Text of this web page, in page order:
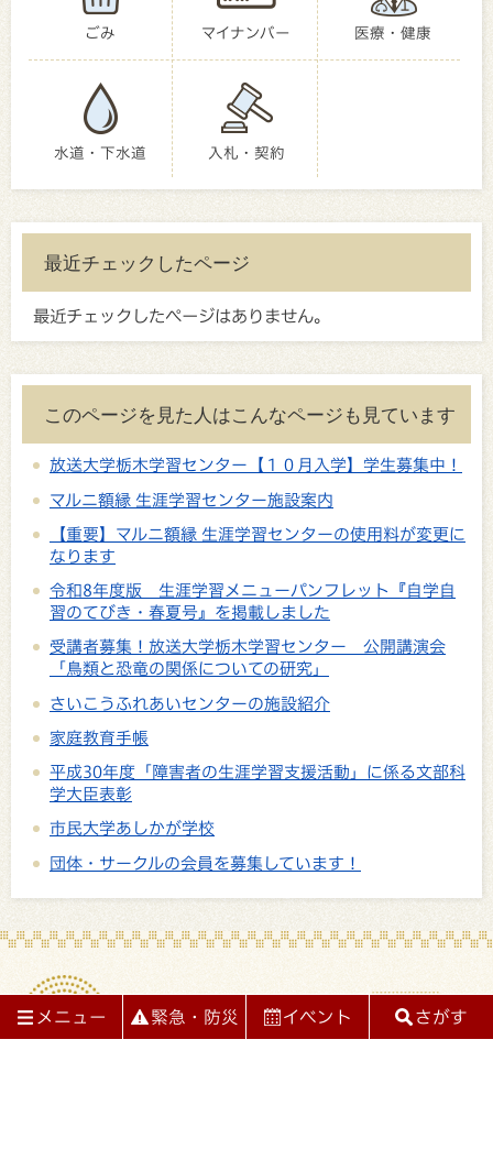
ごみ マイナンバー 医療・健康
水道・下水道 入札・契約
最近チェックしたページ
最近チェックしたページはありません。
このページを見た人はこんなページも見ています
放送大学栃木学習センター【１０月入学】学生募集中！
マルニ額縁 生涯学習センター施設案内
【重要】マルニ額縁 生涯学習センターの使用料が変更に
なります
令和8年度版 生涯学習メニューパンフレット『自学自
習のてびき・春夏号』を掲載しました
受講者募集！放送大学栃木学習センター 公開講演会
「鳥類と恐竜の関係についての研究」
さいこうふれあいセンターの施設紹介
家庭教育手帳
平成30年度「障害者の生涯学習支援活動」に係る文部科
学大臣表彰
市民大学あしかが学校
団体・サークルの会員を募集しています！
メニュー 緊急・防災 イベント さがす